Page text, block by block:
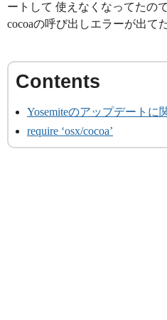
ートして 使えなくなってたの
cocoaの呼び出しエラーが出て
Yosemiteのアップデートに
require ‘osx/cocoa’